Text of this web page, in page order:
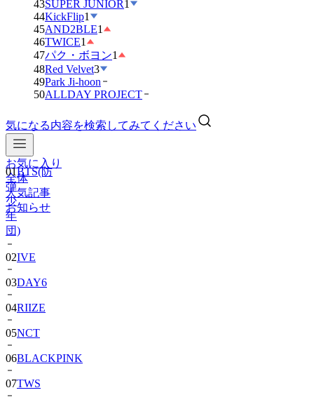
43SUPER JUNIOR1
44KickFlip1
45AND2BLE1
46TWICE1
47パク・ボヨン1
48Red Velvet3
49Park Ji-hoon
50ALLDAY PROJECT
気になる内容を検索してみてください
お気に入り
全体
人気記事
お知らせ
01BTS(防
弾
少
年
団)
02IVE
03DAY6
04RIIZE
05NCT
06BLACKPINK
07TWS